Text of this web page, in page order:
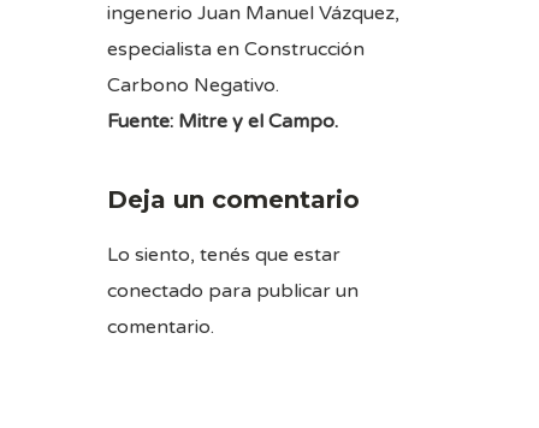
ingenerio Juan Manuel Vázquez,
especialista en Construcción
Carbono Negativo.
Fuente: Mitre y el Campo.
Deja un comentario
Lo siento, tenés que estar
conectado para publicar un
comentario.